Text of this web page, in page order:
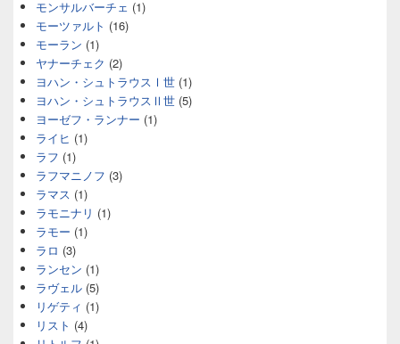
モンサルバーチェ (1)
モーツァルト (16)
モーラン (1)
ヤナーチェク (2)
ヨハン・シュトラウスⅠ世 (1)
ヨハン・シュトラウスⅡ世 (5)
ヨーゼフ・ランナー (1)
ライヒ (1)
ラフ (1)
ラフマニノフ (3)
ラマス (1)
ラモニナリ (1)
ラモー (1)
ラロ (3)
ランセン (1)
ラヴェル (5)
リゲティ (1)
リスト (4)